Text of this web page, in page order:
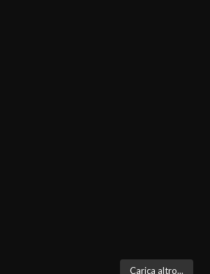
Carica altro...